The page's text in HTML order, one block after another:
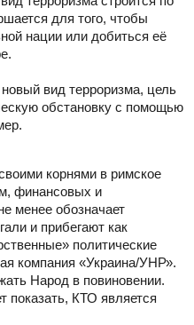
для того, чтобы
нации или добиться её
вид терроризма, цель
обстановку с помощью
корнями в римское
финансовых и
менее обозначает
и прибегают как
политические
компания «Украина/УНР».
Народ в повиновении.
показать, КТО является